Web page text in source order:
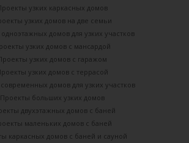
узких каркасных домов
узких домов на две семьи
домов для узких участков
узких домов с мансардой
узких домов с гаражом
узких домов с террасой
домов для узких участков
Проекты больших узких домов
двухэтажных домов с баней
маленьких домов с баней
каркасных домов c баней и сауной